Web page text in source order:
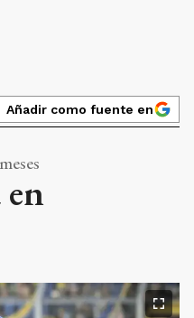
Añadir como fuente en